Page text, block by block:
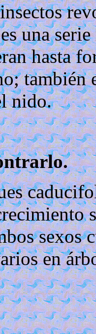
una
hasta
también
nido.
sexos
en